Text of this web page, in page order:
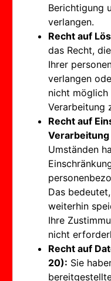
Berichtigung
verlangen.
Recht auf
das Recht,
Ihrer
verlangen
nicht möglich
Verarbeitung
Recht auf
Umständen
Das
weiterhin
Ihre
nicht
Recht auf
20): Sie